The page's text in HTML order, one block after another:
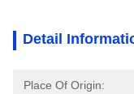
Detail
Place Of Origin: